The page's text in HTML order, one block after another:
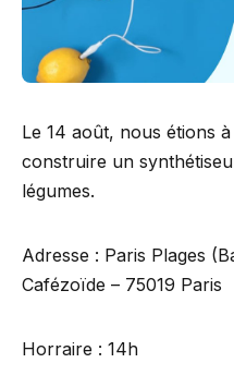
Le 14 août, nous étions
construire un
légumes.
Adresse : Paris Plages
Cafézoïde – 75019 Paris
Horraire : 14h